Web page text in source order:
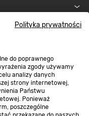
Polityka prywatności
do poprawnego
zgody używamy
analizy danych
strony internetowej,
Państwu
Ponieważ
poszczególne